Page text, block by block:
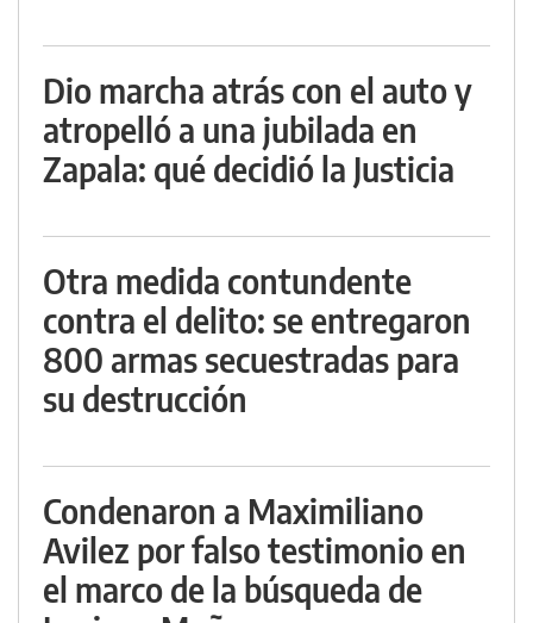
Dio marcha atrás con el auto y
atropelló a una jubilada en
Zapala: qué decidió la Justicia
Otra medida contundente
contra el delito: se entregaron
800 armas secuestradas para
su destrucción
Condenaron a Maximiliano
Avilez por falso testimonio en
el marco de la búsqueda de